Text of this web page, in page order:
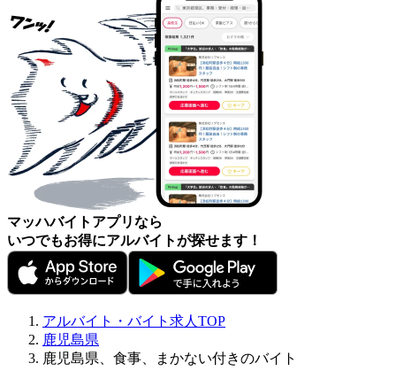
マッハバイトアプリなら
いつでもお得にアルバイトが探せます！
アルバイト・バイト求人TOP
鹿児島県
鹿児島県、食事、まかない付きのバイト